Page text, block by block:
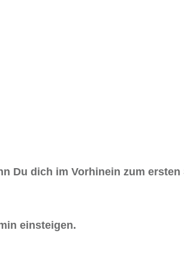
Du dich im Vorhinein zum
einsteigen.